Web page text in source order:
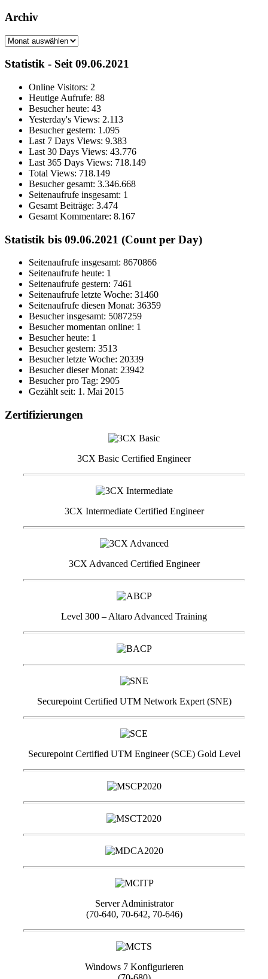
Archiv
Archiv
Statistik - Seit 09.06.2021
Online Visitors: 2
Heutige Aufrufe: 88
Besucher heute: 43
Yesterday's Views: 2.113
Besucher gestern: 1.095
Last 7 Days Views: 9.383
Last 30 Days Views: 43.776
Last 365 Days Views: 718.149
Total Views: 718.149
Besucher gesamt: 3.346.668
Seitenaufrufe insgesamt: 1
Gesamt Beiträge: 3.474
Gesamt Kommentare: 8.167
Statistik bis 09.06.2021 (Count per Day)
Seitenaufrufe insgesamt: 8670866
Seitenaufrufe heute: 1
Seitenaufrufe gestern: 7461
Seitenaufrufe letzte Woche: 31460
Seitenaufrufe diesen Monat: 36359
Besucher insgesamt: 5087259
Besucher momentan online: 1
Besucher heute: 1
Besucher gestern: 3513
Besucher letzte Woche: 20339
Besucher dieser Monat: 23942
Besucher pro Tag: 2905
Gezählt seit: 1. Mai 2015
Zertifizierungen
3CX Basic Certified Engineer
3CX Intermediate Certified Engineer
3CX Advanced Certified Engineer
Level 300 – Altaro Advanced Training
Securepoint Certified UTM Network Expert (SNE)
Securepoint Certified UTM Engineer (SCE) Gold Level
Server Administrator
(70-640, 70-642, 70-646)
Windows 7 Konfigurieren